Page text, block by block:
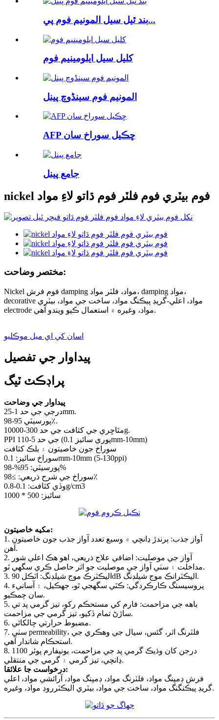
بند ٿيل سيل المونيم فوم پي...
کليل سيل ايلومينيم فوم
المونيم فوم سینڈوچ پينل
AFP ڇڪيل سوراخ سان
جامع پينل
nickel فوم بيٽري فوم فلٽر فوم ڌاتو لاءِ مواد
مختصر وضاحت:
Nickel فوم فرش damping مواد، فلٽر مواد، damping مواد،
decorative مواد، اعلي-گريڊ پيڪنگ مواد، ساخت جي مواد، بيٽري
electrode مواد، وغيره ۾ استعمال ڪيو ويندو آهي.
اسان کي اي ميل موڪليو
پيداوار جي تفصيل
پراڊڪٽ ٽيگ
پيداوار جي وضاحت
درجي جي حد 1-25mm.
پورسيٽي 95-98٪.
مٿاڇري جي کثافت جي حد 300-10000g.
PPI جي حد 5-110 (پوري سائيز 0.1mm-10mm)
سوراخ جون خاصيتون ۽ بلڪ کثافت
سوراخ سائيز: 0.1mm-10mm (5-130ppi)
پورسيٽي: 95%-98%
سوراخ جي شرح ذريعي: ≥98٪
وڏي کثافت: 0.1-0.8g/cm3
سائيز: 500 * 1000
مکيه خاصيتون:
1. آواز جذب: ٻرندڙ ڍانچي ۾ وسيع تعدد آواز جذب جون خاصيتون
آهن.
2. آواز جي موصليت: اضافي علاج ذريعي، اهو هڪ اعلي شور
مداخلت ۽ سٺي آواز جي موصليت جو اثر حاصل ڪري سگهي ٿو.
3. اليڪٽرڪ موج شيلڊنگ: اٽڪل 90dB اليڪٽرانڪ موج شيلڊنگ.
4. پروسيسنگ ڪارڪردگي: ڪٽي سگھجي ٿو، جھڪيل، ۽ آسانيء
سان چمڪيو.
5. باهه جي مزاحمت: فارم کي مستحڪم رکو، تيز گرمي پد تي
ساڙڻ تمام ڏکيو، تيز گرمي جي مزاحمت.
6. مضبوط حرارتي چالکائي.
7. سٺي permeability، فلٽرنگ اثر، گئس، سيال جي وهڪري جي
استحڪام شاندار آهي.
8. 1100 درجن کان وڌيڪ گرمي پد جي مزاحمت، يونيفارم پوئر
ڍانچي، تيز گرمي ۽ گرمي جي منتقلي.
درخواست جا علائقا:
فرش ڊمپنگ مواد، فلٽرنگ مواد، ڊمپنگ مواد، آرائشي مواد، اعلي
گريڊ پيڪنگنگ مواد، ساخت جي مواد، بيٽري اليڪٽرروڊ مواد، وغيره.